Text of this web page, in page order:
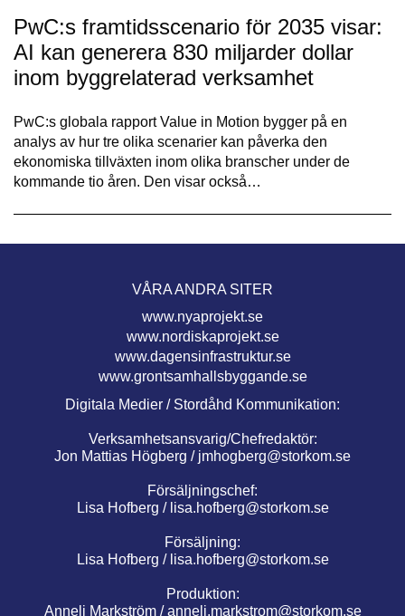
PwC:s framtidsscenario för 2035 visar:
AI kan generera 830 miljarder dollar
inom byggrelaterad verksamhet
PwC:s globala rapport Value in Motion bygger på en
analys av hur tre olika scenarier kan påverka den
ekonomiska tillväxten inom olika branscher under de
kommande tio åren. Den visar också…
VÅRA ANDRA SITER
www.nyaprojekt.se
www.nordiskaprojekt.se
www.dagensinfrastruktur.se
www.grontsamhallsbyggande.se
Digitala Medier / Stordåhd Kommunikation:
Verksamhetsansvarig/Chefredaktör:
Jon Mattias Högberg / jmhogberg@storkom.se
Försäljningschef:
Lisa Hofberg / lisa.hofberg@storkom.se
Försäljning:
Lisa Hofberg / lisa.hofberg@storkom.se
Produktion:
Anneli Markström /anneli.markstrom@storkom.se